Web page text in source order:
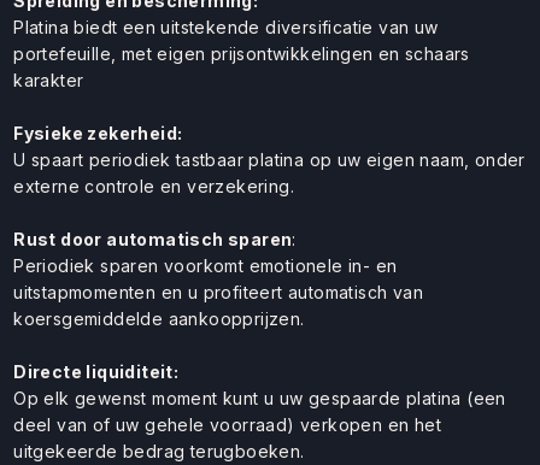
Platina biedt een uitstekende diversificatie van uw
portefeuille, met eigen prijsontwikkelingen en schaars
karakter
Fysieke zekerheid:
U spaart periodiek tastbaar platina op uw eigen naam, onder
externe controle en verzekering.
Rust door automatisch sparen:
Periodiek sparen voorkomt emotionele in- en
uitstapmomenten en u profiteert automatisch van
koersgemiddelde aankoopprijzen.
Directe liquiditeit:
Op elk gewenst moment kunt u uw gespaarde platina (een
deel van of uw gehele voorraad) verkopen en het
uitgekeerde bedrag terugboeken.